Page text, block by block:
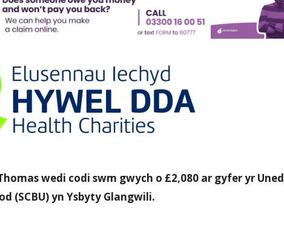
wedi codi swm gwych o £2,080 ar gyfer yr Uned
(SCBU) yn Ysbyty Glangwili.